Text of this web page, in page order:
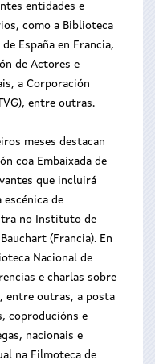
entidades e
como a Biblioteca
España en Francia,
de Actores e
a Corporación
entre outras.
meses destacan
coa Embaixada de
que incluirá
escénica de
no Instituto de
(Francia). En
Nacional de
e charlas sobre
entre outras, a posta
coproducións e
nacionais e
na Filmoteca de